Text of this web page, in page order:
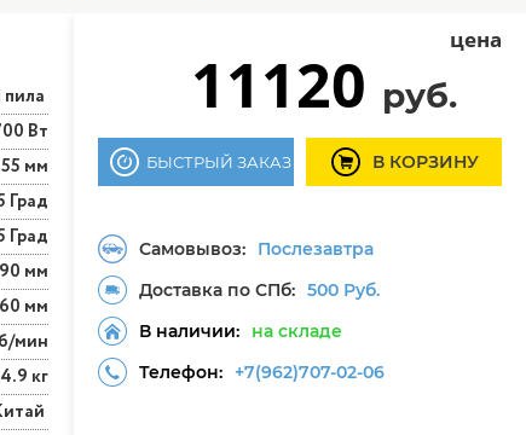
Вт
мм
Град
Град
90 мм
60 мм
мин
4.9 кг
цена
11120 руб.
БЫСТРЫЙ ЗАКАЗ В КОРЗИНУ
Самовывоз:
Послезавтра
Доставка по СПб: 500 Руб.
В наличии:
на складе
Телефон:
+7(962)707-02-06